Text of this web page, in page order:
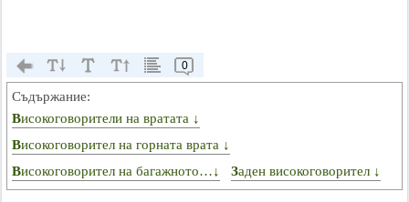
0
Съдържание:
Високоговорители на вратата ↓
Високоговорител на горната врата ↓
Високоговорител на багажното…↓
Заден високоговорител ↓